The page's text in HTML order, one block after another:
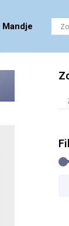
Mandje